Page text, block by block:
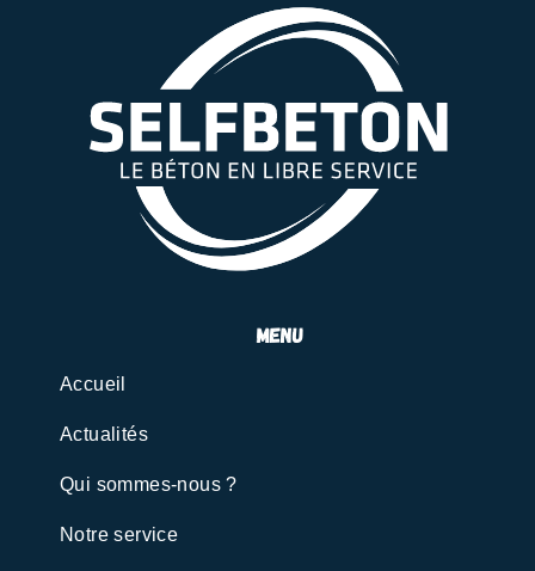
menu
Accueil
Actualités
Qui sommes-nous ?
Notre service